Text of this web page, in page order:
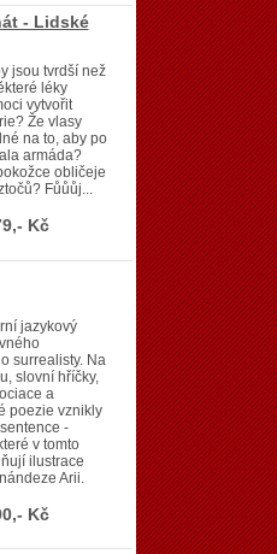
- Lidské
jsou tvrdší než
léky
vytvořit
Že vlasy
na to, aby po
armáda?
obličeje
Fůůůj...
Kč
jazykový
surrealisty. Na
slovní hříčky,
a
poezie vznikly
-
v tomto
ilustrace
Arii.
Kč